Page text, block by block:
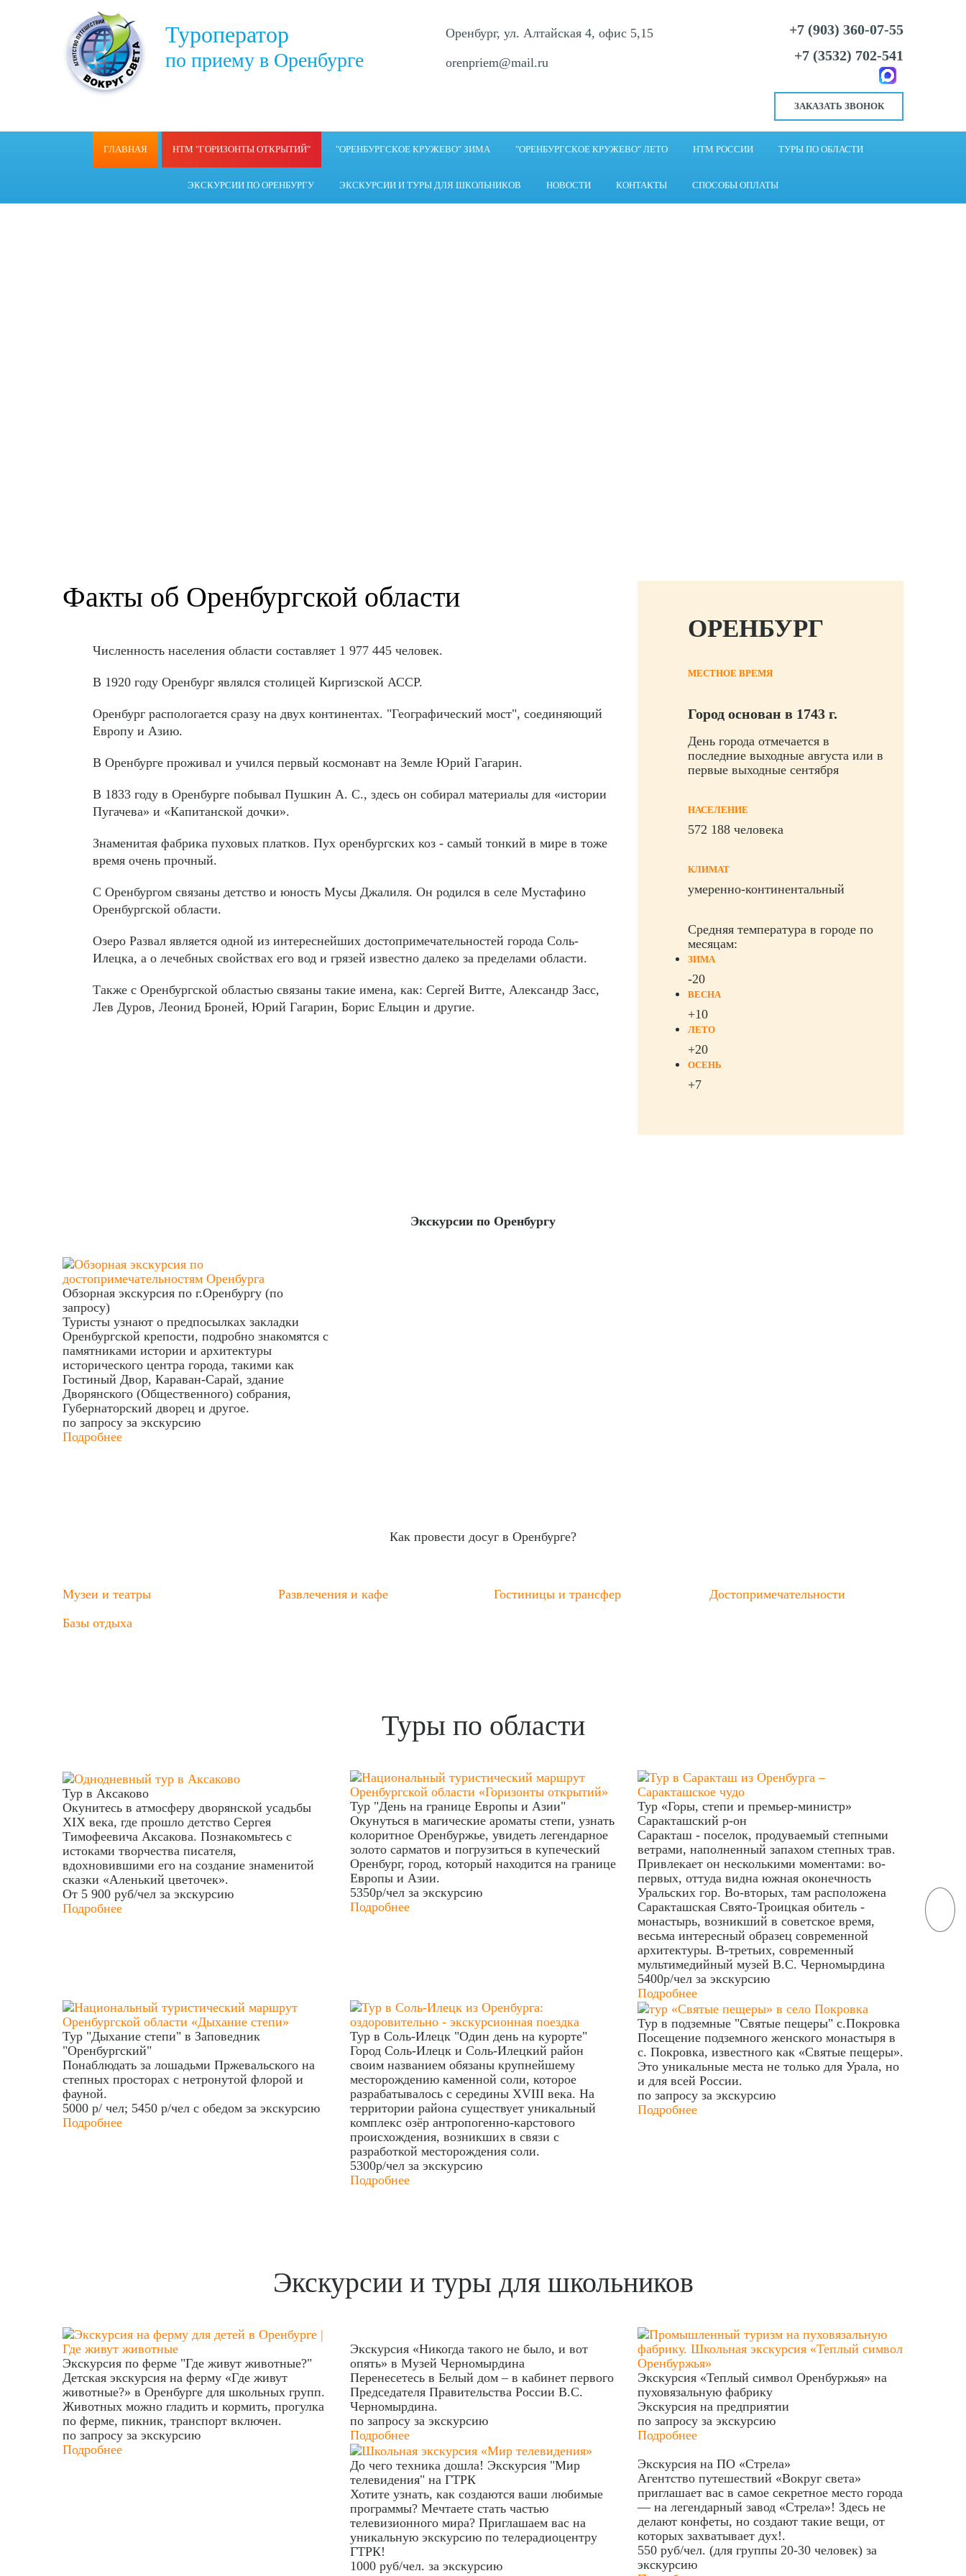
Туроператор
по приему в Оренбурге
Оренбург, ул. Алтайская 4, офис 5,15
orenpriem@mail.ru
+7 (903) 360-07-55
+7 (3532) 702-541
ЗАКАЗАТЬ ЗВОНОК
ГЛАВНАЯ НТМ "ГОРИЗОНТЫ ОТКРЫТИЙ" "ОРЕНБУРГСКОЕ КРУЖЕВО" ЗИМА "ОРЕНБУРГСКОЕ КРУЖЕВО" ЛЕТО НТМ РОССИИ ТУРЫ ПО ОБЛАСТИ
ЭКСКУРСИИ ПО ОРЕНБУРГУ ЭКСКУРСИИ И ТУРЫ ДЛЯ ШКОЛЬНИКОВ НОВОСТИ КОНТАКТЫ СПОСОБЫ ОПЛАТЫ
Факты об Оренбургской области
Численность населения области составляет 1 977 445 человек.
В 1920 году Оренбург являлся столицей Киргизской АССР.
Оренбург распологается сразу на двух континентах. "Географический мост", соединяющий
Европу и Азию.
В Оренбурге проживал и учился первый космонавт на Земле Юрий Гагарин.
В 1833 году в Оренбурге побывал Пушкин А. С., здесь он собирал материалы для «истории
Пугачева» и «Капитанской дочки».
Знаменитая фабрика пуховых платков. Пух оренбургских коз - самый тонкий в мире в тоже
время очень прочный.
С Оренбургом связаны детство и юность Мусы Джалиля. Он родился в селе Мустафино
Оренбургской области.
Озеро Развал является одной из интереснейших достопримечательностей города Соль-
Илецка, а о лечебных свойствах его вод и грязей известно далеко за пределами области.
Также с Оренбургской областью связаны такие имена, как: Сергей Витте, Александр Засс,
Лев Дуров, Леонид Броней, Юрий Гагарин, Борис Ельцин и другие.
ОРЕНБУРГ
МЕСТНОЕ ВРЕМЯ
Город основан в 1743 г.
День города отмечается в
последние выходные августа или в
первые выходные сентября
НАСЕЛЕНИЕ
572 188 человека
КЛИМАТ
умеренно-континентальный
Средняя температура в городе по
месяцам:
ЗИМА
-20
ВЕСНА
+10
ЛЕТО
+20
ОСЕНЬ
+7
Экскурсии по Оренбургу
Обзорная экскурсия по г.Оренбургу (по
запросу)
Туристы узнают о предпосылках закладки
Оренбургской крепости, подробно знакомятся с
памятниками истории и архитектуры
исторического центра города, такими как
Гостиный Двор, Караван-Сарай, здание
Дворянского (Общественного) собрания,
Губернаторский дворец и другое.
по запросу за экскурсию
Подробнее
Как провести досуг в Оренбурге?
Музеи и театры Развлечения и кафе Гостиницы и трансфер
Достопримечательности
Базы отдыха
Туры по области
Тур в Аксаково
Окунитесь в атмосферу дворянской усадьбы
XIX века, где прошло детство Сергея
Тимофеевича Аксакова. Познакомьтесь с
истоками творчества писателя,
вдохновившими его на создание знаменитой
сказки «Аленький цветочек».
От 5 900 руб/чел за экскурсию
Подробнее
Тур "День на границе Европы и Азии"
Окунуться в магические ароматы степи, узнать
колоритное Оренбуржье, увидеть легендарное
золото сарматов и погрузиться в купеческий
Оренбург, город, который находится на границе
Европы и Азии.
5350р/чел за экскурсию
Подробнее
Тур «Горы, степи и премьер-министр»
Саракташский р-он
Саракташ - поселок, продуваемый степными
ветрами, наполненный запахом степных трав.
Привлекает он несколькими моментами: во-
первых, оттуда видна южная оконечность
Уральских гор. Во-вторых, там расположена
Саракташская Свято-Троицкая обитель -
монастырь, возникший в советское время,
весьма интересный образец современной
архитектуры. В-третьих, современный
мультимедийный музей В.С. Черномырдина
5400р/чел за экскурсию
Подробнее
Тур "Дыхание степи" в Заповедник
"Оренбургский"
Понаблюдать за лошадьми Пржевальского на
степных просторах с нетронутой флорой и
фауной.
5000 р/ чел; 5450 р/чел с обедом за экскурсию
Подробнее
Тур в Соль-Илецк "Один день на курорте"
Город Соль-Илецк и Соль-Илецкий район
своим названием обязаны крупнейшему
месторождению каменной соли, которое
разрабатывалось с середины XVIII века. На
территории района существует уникальный
комплекс озёр антропогенно-карстового
происхождения, возникших в связи с
разработкой месторождения соли.
5300р/чел за экскурсию
Подробнее
Тур в подземные "Святые пещеры" с.Покровка
Посещение подземного женского монастыря в
с. Покровка, известного как «Святые пещеры».
Это уникальные места не только для Урала, но
и для всей России.
по запросу за экскурсию
Подробнее
Экскурсии и туры для школьников
Экскурсия по ферме "Где живут животные?"
Детская экскурсия на ферму «Где живут
животные?» в Оренбурге для школьных групп.
Животных можно гладить и кормить, прогулка
по ферме, пикник, транспорт включен.
по запросу за экскурсию
Подробнее
Экскурсия «Никогда такого не было, и вот
опять» в Музей Черномырдина
Перенесетесь в Белый дом – в кабинет первого
Председателя Правительства России В.С.
Черномырдина.
по запросу за экскурсию
Подробнее
Экскурсия «Теплый символ Оренбуржья» на
пуховязальную фабрику
Экскурсия на предприятии
по запросу за экскурсию
Подробнее
До чего техника дошла! Экскурсия "Мир
телевидения" на ГТРК
Хотите узнать, как создаются ваши любимые
программы? Мечтаете стать частью
телевизионного мира? Приглашаем вас на
уникальную экскурсию по телерадиоцентру
ГТРК!
1000 руб/чел. за экскурсию
Экскурсия на ПО «Стрела»
Агентство путешествий «Вокруг света»
приглашает вас в самое секретное место города
— на легендарный завод «Стрела»! Здесь не
делают конфеты, но создают такие вещи, от
которых захватывает дух!.
550 руб/чел. (для группы 20-30 человек) за
экскурсию